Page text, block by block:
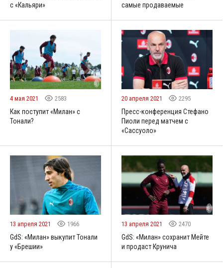
с «Кальяри»
самые продаваемые
4 мая 2021 2583
Как поступит «Милан» с
Тонали?
20 апреля 2021 2295
Пресс-конференция Стефано
Пиоли перед матчем с
«Сассуоло»
13 апреля 2021 1966
GdS: «Милан» выкупит Тонали
у «Брешии»
13 апреля 2021 2470
GdS: «Милан» сохранит Мейте
и продаст Крунича